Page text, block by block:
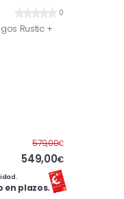
0
Rustic +
579,00€Antes
549,00€
en plazos.